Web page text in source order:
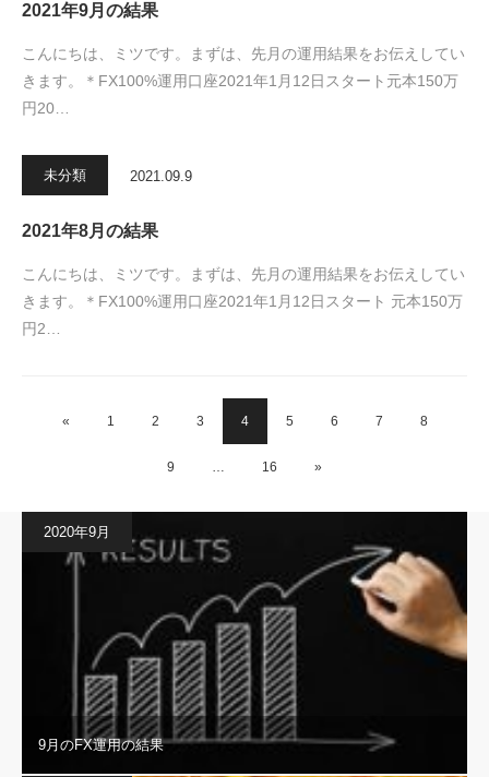
2021年9月の結果
こんにちは、ミツです。まずは、先月の運用結果をお伝えしてい
きます。＊FX100%運用口座2021年1月12日スタート元本150万
円20…
未分類 2021.09.9
2021年8月の結果
こんにちは、ミツです。まずは、先月の運用結果をお伝えしてい
きます。＊FX100%運用口座2021年1月12日スタート 元本150万
円2…
« 1 2 3 4 5 6 7 8
9 … 16 »
2020年9月
9月のFX運用の結果